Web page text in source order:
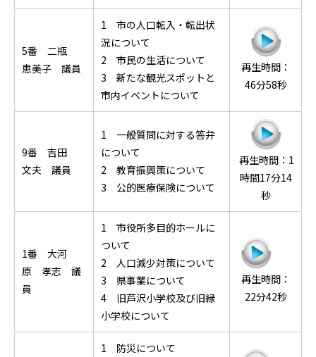
5番 二瓶
恵美子 議員
1 市の人口転入・転出状
況について
2 市民の生活について
3 新たな観光スポットと
市内イベントについて
再生時間：
46分58秒
9番 吉田
文夫 議員
1 一般質問に対する答弁
について
2 教育振興策について
3 公的医療保険について
再生時間：1
時間17分14
秒
1番 大河
原 孝志 議
員
1 市役所多目的ホールに
ついて
2 人口減少対策について
3 県事業について
4 旧芦沢小学校及び旧緑
小学校について
再生時間：
22分42秒
1 防災について